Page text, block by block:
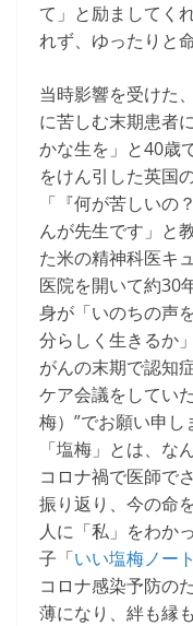
て」と励ましてく
れず、ゆったりと
当時影響を受けた
に苦しむ末期患者
かな生を」と40歳
をけん引した英国
「『何が苦しいの
んが先生です」と
た米の精神科医キ
医院を開いて約30
身が「いのちの声
分らしく生きるか
がんの末期で認知
ケア会議をしてい
梅）”でお願い申し
「塩梅」とは、な
コロナ禍で医師で
振り返り、今の命
人に「私」をわか
子「いい塩梅ノー
コロナ感染予防の
薄になり、絆も縁